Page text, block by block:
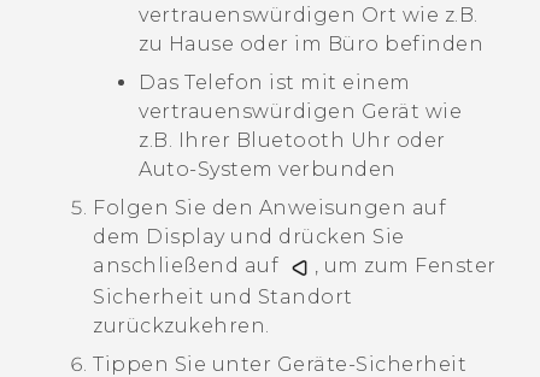
vertrauenswürdigen Ort wie z.B.
zu Hause oder im Büro befinden
Das Telefon ist mit einem
vertrauenswürdigen Gerät wie
z.B. Ihrer Bluetooth Uhr oder
Auto-System verbunden
Folgen Sie den Anweisungen auf
dem Display und drücken Sie
anschließend auf
, um zum Fenster
Sicherheit und Standort
zurückzukehren.
Tippen Sie unter Geräte-Sicherheit